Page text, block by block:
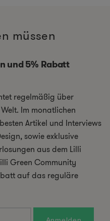
müssen
und 5% Rabatt
regelmäßig über
Im monatlichen
Artikel und Interviews
sowie exklusive
aus dem Lilli
Green Community
auf das reguläre